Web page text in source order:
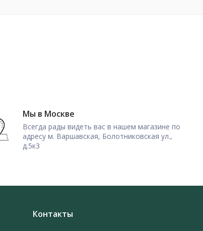
Мы в Москве
Всегда рады видеть вас в нашем магазине по
адресу м. Варшавская, Болотниковская ул.,
д.5к3
Контакты